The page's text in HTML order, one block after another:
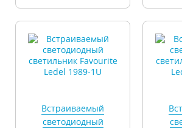
Встраиваемый
светодиодный